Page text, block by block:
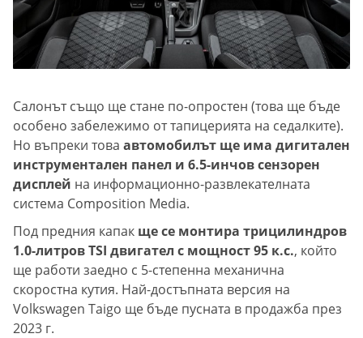
Салонът също ще стане по-опростен (това ще бъде
особено забележимо от тапицерията на седалките).
Но въпреки това автомобилът ще има дигитален
инструментален панел и 6.5-инчов сензорен
дисплей на информационно-развлекателната
система Composition Media.
Под предния капак ще се монтира трицилиндров
1.0-литров TSI двигател с мощност 95 к.с., който
ще работи заедно с 5-степенна механична
скоростна кутия. Най-достъпната версия на
Volkswagen Taigo ще бъде пусната в продажба през
2023 г.